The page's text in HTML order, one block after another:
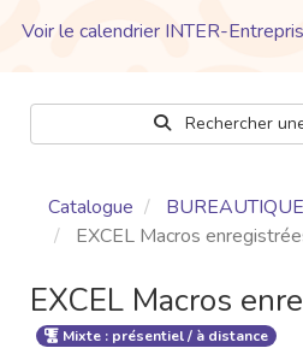
Voir le calendrier INTER-
Rechercher
Catalogue BUREAUTIQUE
EXCEL Macros
EXCEL Macros
Mixte : présentiel / à distance